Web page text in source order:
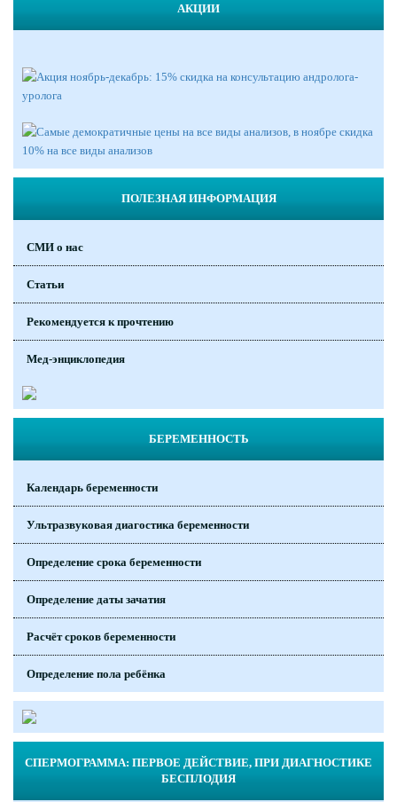
АКЦИИ
ПОЛЕЗНАЯ ИНФОРМАЦИЯ
СМИ о нас
Статьи
Рекомендуется к прочтению
Мед-энциклопедия
БЕРЕМЕННОСТЬ
Календарь беременности
Ультразвуковая диагостика беременности
Определение срока беременности
Определение даты зачатия
Расчёт сроков беременности
Определение пола ребёнка
СПЕРМОГРАММА: ПЕРВОЕ ДЕЙСТВИЕ, ПРИ ДИАГНОСТИКЕ
БЕСПЛОДИЯ